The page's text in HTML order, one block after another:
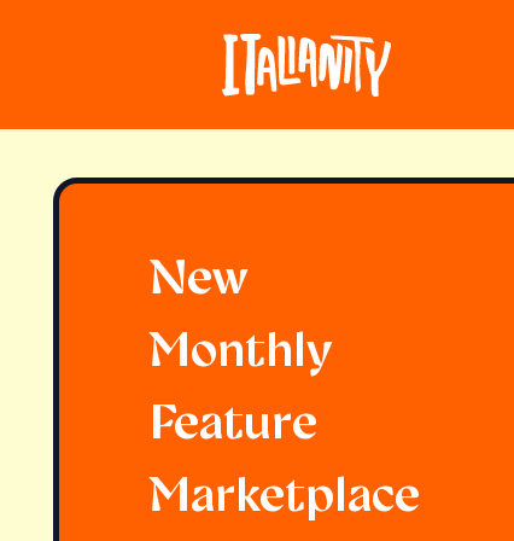
New
Monthly
Feature
Marketplace